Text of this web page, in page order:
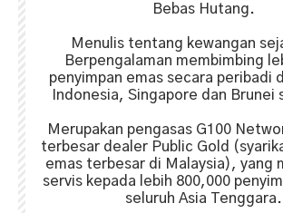
Bebas Hutang.
Menulis tentang kewangan
Berpengalaman membimbing
penyimpan emas secara peribadi
Indonesia, Singapore dan Brunei
Merupakan pengasas G100
terbesar dealer Public Gold
emas terbesar di Malaysia), yang
servis kepada lebih 800,000
seluruh Asia Tenggara.